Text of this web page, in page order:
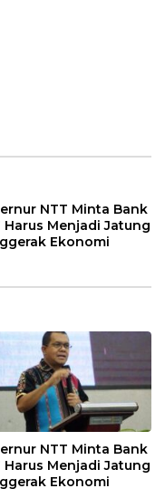
NTT Minta Bank
Harus Menjadi Jatung
Ekonomi
NTT Minta Bank
Harus Menjadi Jatung
Ekonomi